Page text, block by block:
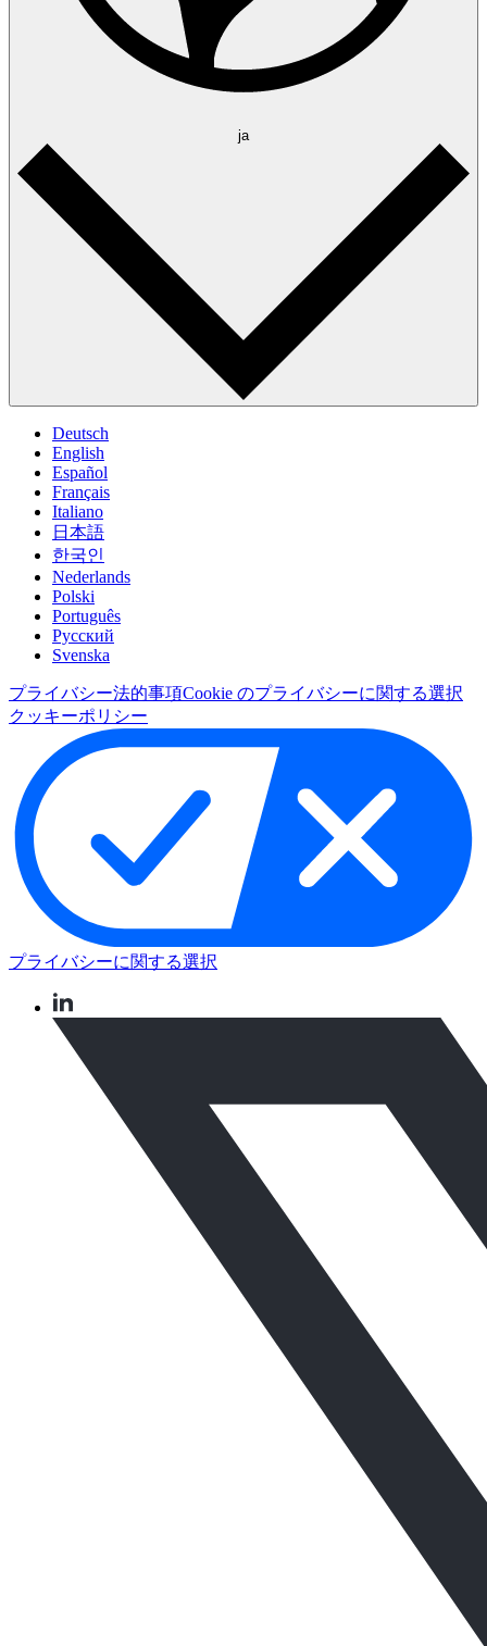
ja
Deutsch
English
Español
Français
Italiano
日本語
한국인
Nederlands
Polski
Português
Pусский
Svenska
プライバシー法的事項Cookie のプライバシーに関する選択
クッキーポリシー
プライバシーに関する選択